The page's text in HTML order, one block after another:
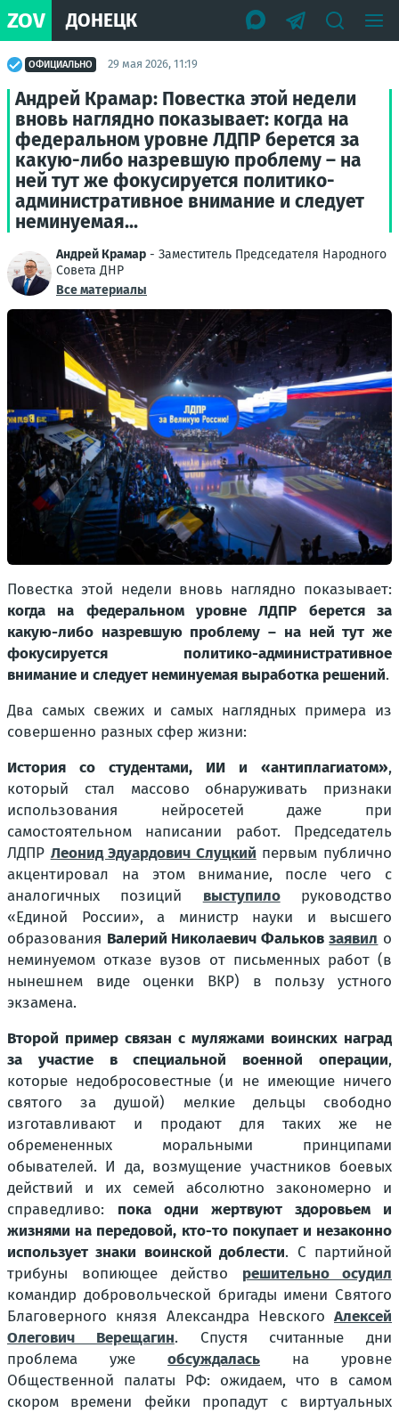
ZOV ДОНЕЦК
ОФИЦИАЛЬНО 29 мая 2026, 11:19
Андрей Крамар: Повестка этой недели
вновь наглядно показывает: когда на
федеральном уровне ЛДПР берется за
какую-либо назревшую проблему – на
ней тут же фокусируется политико-
административное внимание и следует
неминуемая...
Андрей Крамар - Заместитель Председателя Народного
Совета ДНР
Все материалы
Повестка этой недели вновь наглядно показывает:
когда на федеральном уровне ЛДПР берется за
какую-либо назревшую проблему – на ней тут же
фокусируется политико-административное
внимание и следует неминуемая выработка решений.
Два самых свежих и самых наглядных примера из
совершенно разных сфер жизни:
История со студентами, ИИ и «антиплагиатом»,
который стал массово обнаруживать признаки
использования нейросетей даже при
самостоятельном написании работ. Председатель
ЛДПР Леонид Эдуардович Слуцкий первым публично
акцентировал на этом внимание, после чего с
аналогичных позиций выступилоруководство
«Единой России», а министр науки и высшего
образования Валерий Николаевич Фальков заявил о
неминуемом отказе вузов от письменных работ (в
нынешнем виде оценки ВКР) в пользу устного
экзамена.
Второй пример связан с муляжами воинских наград
за участие в специальной военной операции,
которые недобросовестные (и не имеющие ничего
святого за душой) мелкие дельцы свободно
изготавливают и продают для таких же не
обремененных моральными принципами
обывателей. И да, возмущение участников боевых
действий и их семей абсолютно закономерно и
справедливо: пока одни жертвуют здоровьем и
жизнями на передовой, кто-то покупает и незаконно
использует знаки воинской доблести. С партийной
трибуны вопиющее действо решительно осудил
командир добровольческой бригады имени Святого
Благоверного князя Александра Невского Алексей
Олегович Верещагин. Спустя считанные дни
проблема уже обсуждалась на уровне
Общественной палаты РФ: ожидаем, что в самом
скором времени фейки пропадут с виртуальных